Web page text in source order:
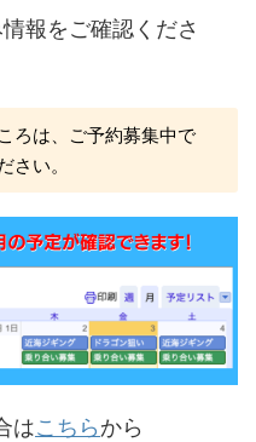
報をご確認くださ
ろは、ご予約募集中で
さい。
はこちらから